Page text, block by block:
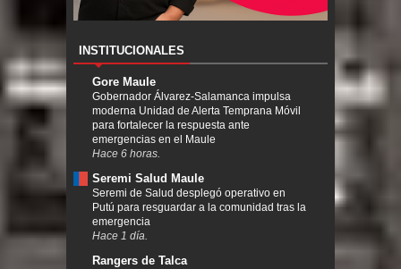
INSTITUCIONALES
Gore Maule
Gobernador Álvarez-Salamanca impulsa
moderna Unidad de Alerta Temprana Móvil
para fortalecer la respuesta ante
emergencias en el Maule
Hace 6 horas.
Seremi Salud Maule
Seremi de Salud desplegó operativo en
Putú para resguardar a la comunidad tras la
emergencia
Hace 1 día.
Rangers de Talca